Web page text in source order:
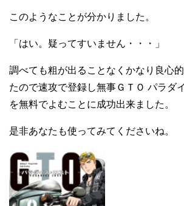
このようなことが分かりました。
「はい。疑ってすいません・・・」
調べても粗が出ることなくかなり良心
たので速攻で登録し無事ＧＴＯ パラダ
を無料でよむことに成功出来ました。
是非あなたも使ってみてくださいね。